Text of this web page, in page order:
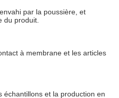
par la poussière, et
du produit.
à membrane et les articles
échantillons et la production en